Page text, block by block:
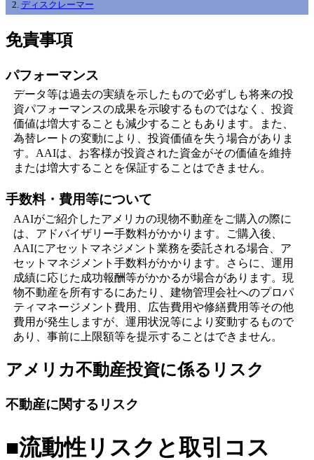
ディスクレーマー
免責事項
パフォーマンス
データ等は過去の実績を示したもので必ずしも将来の投
資パフォーマンスの成果を示唆するものではなく、投資
価値は増大することも減少することもあります。また、
為替レートの変動により、投資価値を失う場合がありま
す。AAIは、お客様が投資された資金がその価値を維持
または増大することを保証することはできません。
手数料・費用等について
AAIがご紹介したアメリカの現物不動産をご購入の際に
は、アドバイザリー手数料がかかります。ご購入後、
AAIにアセットマネジメント業務を委託される場合、ア
セットマネジメント手数料がかかります。さらに、運用
成績に応じた成功報酬等がかかるが場合があります。現
物不動産を所有するにあたり、建物管理会社へのプロパ
ティマネージメント費用、広告費用や修繕費用等その他
費用が発生しますが、運用状況等により変動するもので
あり、事前に上限額等を提示することはできません。
アメリカ不動産投資に係るリスク
不動産に関するリスク
■流動性リスクと取引コス